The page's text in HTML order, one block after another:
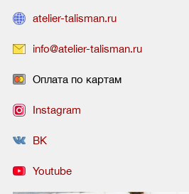
atelier-talisman.ru
info@atelier-talisman.ru
Оплата по картам
Instagram
ВК
Youtube